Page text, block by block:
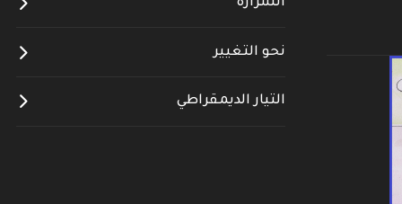
نحو التغيير
التيار الديمقراطي